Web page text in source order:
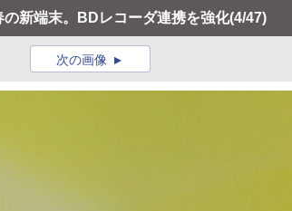
の新端末。BDレコーダ連携を強化(4/47)
次の画像